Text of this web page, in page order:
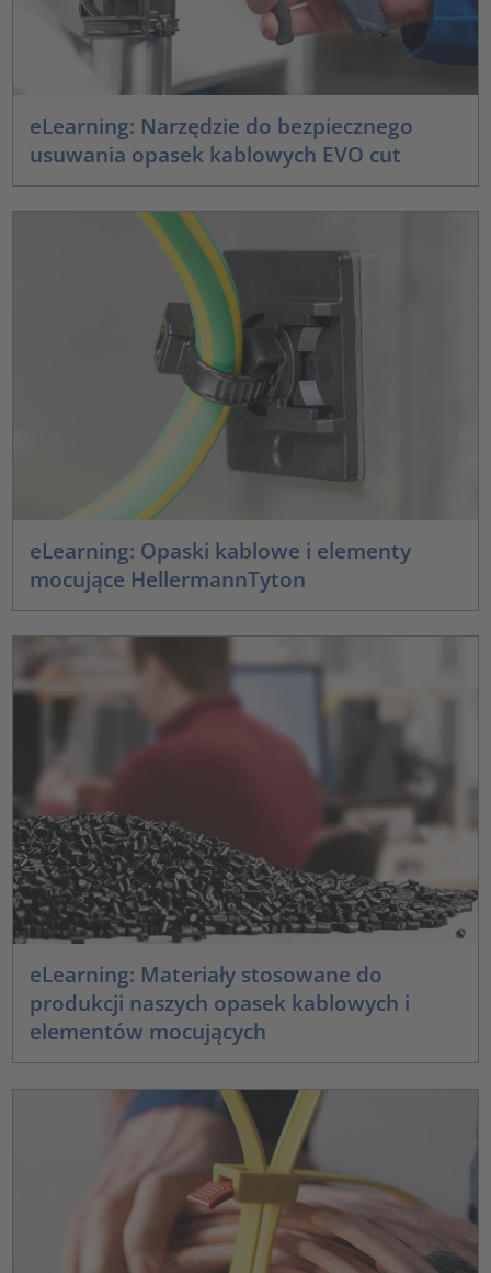
eLearning: Narzędzie do bezpiecznego
usuwania opasek kablowych EVO cut
eLearning: Opaski kablowe i elementy
mocujące HellermannTyton
eLearning: Materiały stosowane do
produkcji naszych opasek kablowych i
elementów mocujących